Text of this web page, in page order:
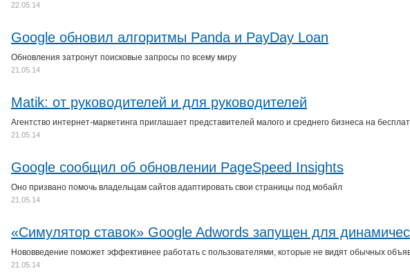
22.05.14
Google обновил алгоритмы Panda и PayDay Loan
Обновления затронут поисковые запросы по всему миру
21.05.14
Matik: от руководителей и для руководителей
Агентство интернет-маркетинга приглашает представителей малого и среднего бизнеса на
21.05.14
Google сообщил об обновлении PageSpeed Insights
Оно призвано помочь владельцам сайтов адаптировать свои страницы под мобайл
21.05.14
«Симулятор ставок» Google Adwords запущен для
Нововведение поможет эффективнее работать с пользователями, которые не видят обычных
21.05.14